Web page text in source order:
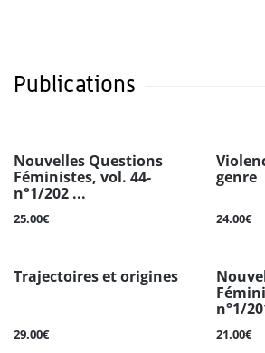
Publications
Nouvelles Questions
Féministes, vol. 44-
n°1/202 ...
25.00€
genre
24.00€
Trajectoires et origines
29.00€
n°1/
21.00€